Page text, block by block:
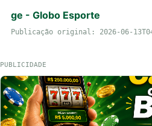
ge - Globo Esporte
Publicação original: 2026-06-
PUBLICIDADE